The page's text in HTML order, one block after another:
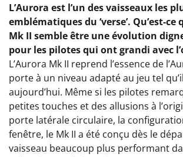
L’Aurora est l’un des vaisseaux les
emblématiques du ‘verse’. Qu’est-
Mk II semble être une évolution
pour les pilotes qui ont grandi avec
L’Aurora Mk II reprend l’essence de
porte à un niveau adapté au jeu tel
aujourd’hui. Même si les pilotes
petites touches et des allusions à
porte latérale circulaire, la
fenêtre, le Mk II a été conçu dès le
vaisseau beaucoup plus performant